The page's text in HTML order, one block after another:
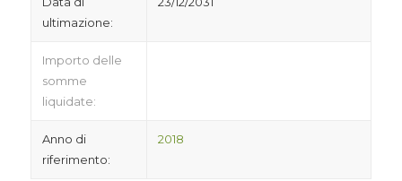
ultimazione:
Importo delle
somme
liquidate:
Anno di
riferimento:
2018